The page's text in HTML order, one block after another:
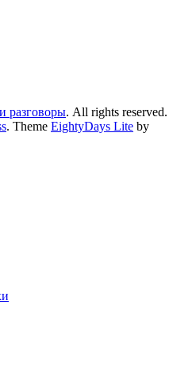
разговоры. All rights reserved.
. Theme EightyDays Lite by